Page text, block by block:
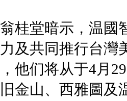
桂堂暗示，温國
及共同推行台灣
他们将从于4月
金山、西雅圖及